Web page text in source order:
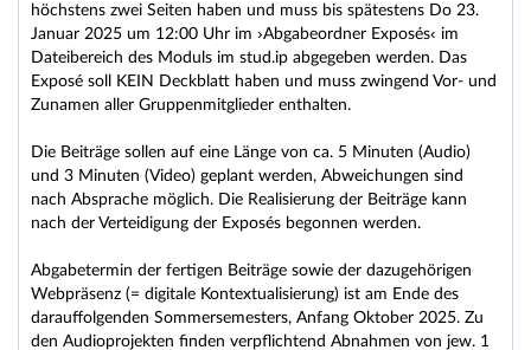
höchstens zwei Seiten haben und muss bis spätestens Do 23.
Januar 2025 um 12:00 Uhr im ›Abgabeordner Exposés‹ im
Dateibereich des Moduls im stud.ip abgegeben werden. Das
Exposé soll KEIN Deckblatt haben und muss zwingend Vor- und
Zunamen aller Gruppenmitglieder enthalten.
Die Beiträge sollen auf eine Länge von ca. 5 Minuten (Audio)
und 3 Minuten (Video) geplant werden, Abweichungen sind
nach Absprache möglich. Die Realisierung der Beiträge kann
nach der Verteidigung der Exposés begonnen werden.
Abgabetermin der fertigen Beiträge sowie der dazugehörigen
Webpräsenz (= digitale Kontextualisierung) ist am Ende des
darauffolgenden Sommersemesters, Anfang Oktober 2025. Zu
den Audioprojekten finden verpflichtend Abnahmen von jew. 1